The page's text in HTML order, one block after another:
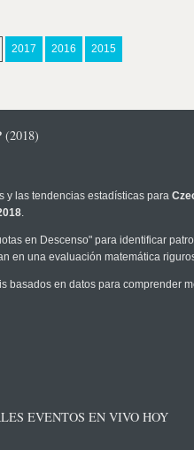
2017 2016 2015
y las tendencias estadísticas para
.
en Descenso" para identificar
en una evaluación matemática
basados en datos para comprender
EVENTOS EN VIVO HOY